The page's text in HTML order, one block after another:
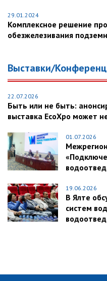
29.01.2024
Комплексное решение
обезжелезивания
Выставки/
22.07.2026
Быть или не быть:
выставка EcoXpo может
01.07.2026
19.06.2026
В Ялте
систем